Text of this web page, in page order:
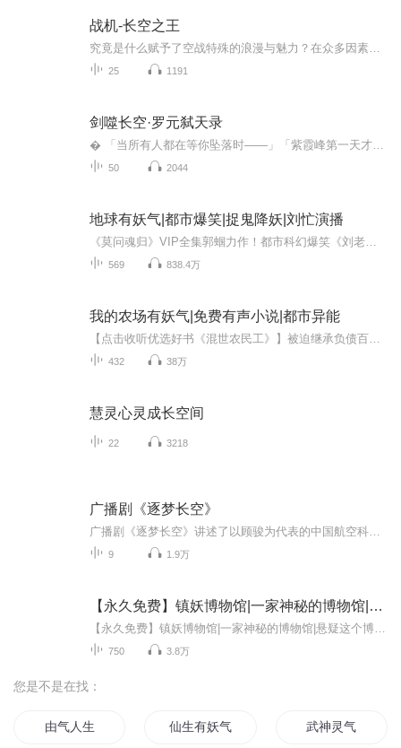
战机-长空之王
25 1191
剑噬长空·罗元弑天录
50 2044
地球有妖气|都市爆笑|捉鬼降妖|刘忙演播
569 838.4万
我的农场有妖气|免费有声小说|都市异能
432 38万
慧灵心灵成长空间
22 3218
广播剧《逐梦长空》
9 1.9万
【永久免费】镇妖博物馆|一家神秘的博物馆|有妖气
750 3.8万
您是不是在找：
由气人生 仙生有妖气 武神灵气